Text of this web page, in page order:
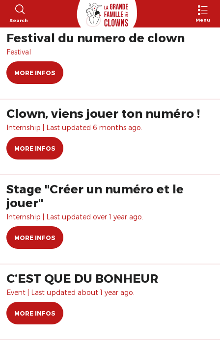
Search Menu
Festival du numéro de clown
Festival
MORE INFOS
Clown, viens jouer ton numéro !
Internship | Last updated 6 months ago.
MORE INFOS
Stage "Créer un numéro et le
jouer"
Internship | Last updated over 1 year ago.
MORE INFOS
C’EST QUE DU BONHEUR
Event | Last updated about 1 year ago.
MORE INFOS